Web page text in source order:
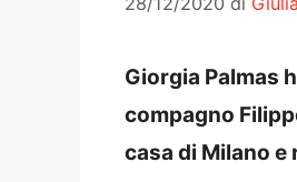
Giorgia Palmas
compagno
casa di Milano